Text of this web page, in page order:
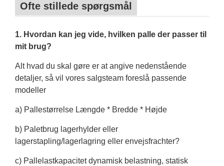
Ofte stillede spørgsmål
1. Hvordan kan jeg vide, hvilken palle der passer til
mit brug?
Alt hvad du skal gøre er at angive nedenstående
detaljer, så vil vores salgsteam foreslå passende
modeller
a) Pallestørrelse Længde * Bredde * Højde
b) Paletbrug lagerhylder eller
lagerstapling/lagerlagring eller envejsfrachter?
c) Pallelastkapacitet dynamisk belastning, statisk